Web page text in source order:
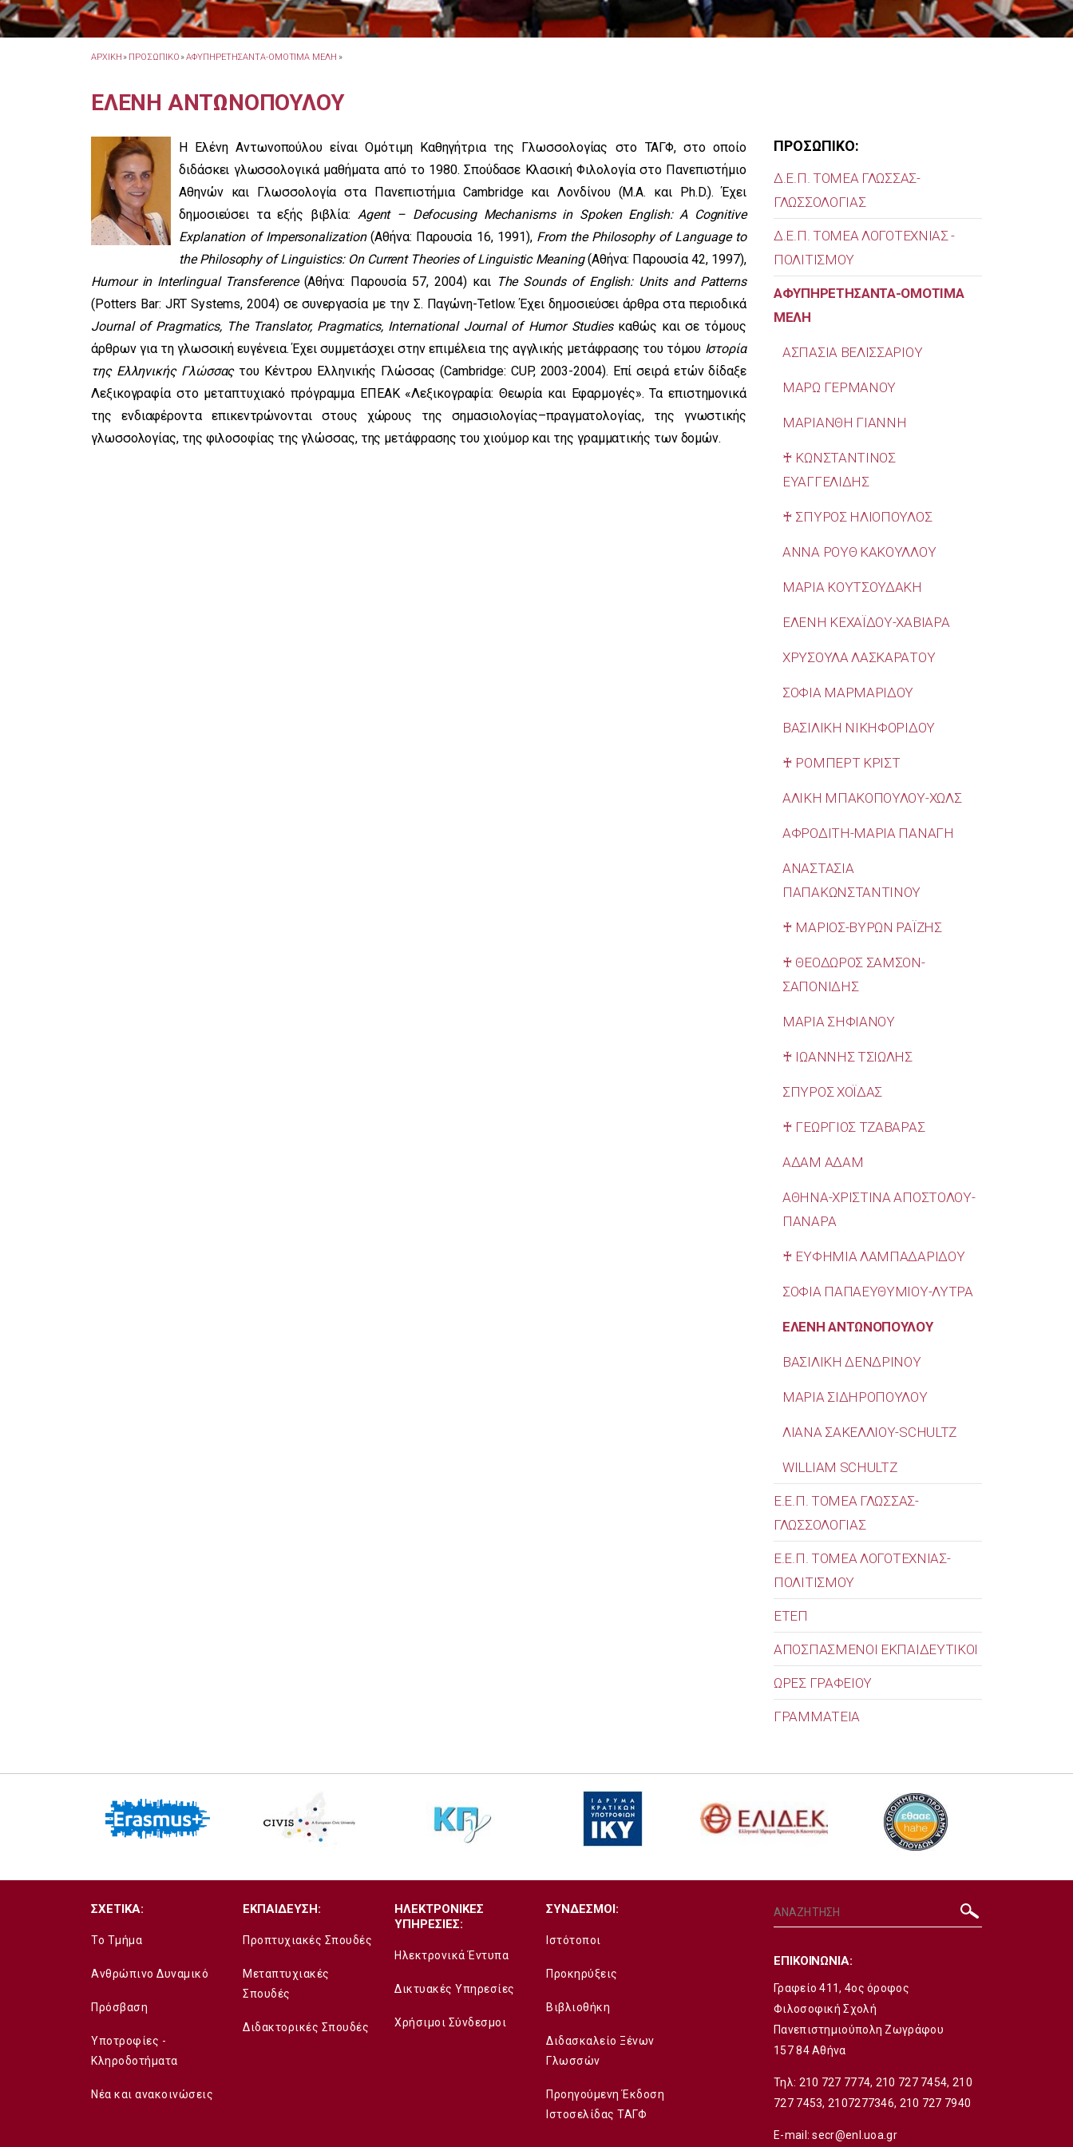
ΑΡΧΙΚΗ » ΠΡΟΣΩΠΙΚΟ »ΑΦΥΠΗΡΕΤΗΣΑΝΤΑ-ΟΜΟΤΙΜΑ ΜΕΛΗ »
ΕΛΕΝΗ ΑΝΤΩΝΟΠΟΥΛΟΥ
Η Ελένη Αντωνοπούλου είναι Ομότιμη Καθηγήτρια της Γλωσσολογίας στο ΤΑΓΦ, στο οποίο
διδάσκει γλωσσολογικά μαθήματα από το 1980. Σπούδασε Κλασική Φιλολογία στο Πανεπιστήμιο
Αθηνών και Γλωσσολογία στα Πανεπιστήμια Cambridge και Λονδίνου (Μ.Α. και Ph.D.). Έχει
δημοσιεύσει τα εξής βιβλία: Agent – Defocusing Mechanisms in Spoken English: A Cognitive
Explanation of Impersonalization(Αθήνα: Παρουσία 16, 1991), From the Philosophy of Language to
the Philosophy of Linguistics: On Current Theories of Linguistic Meaning(Αθήνα: Παρουσία 42, 1997),
Humour in Interlingual Transference(Αθήνα: Παρουσία 57, 2004) και The Sounds of English: Units and Patterns
(Potters Bar: JRT Systems, 2004) σε συνεργασία με την Σ. Παγώνη-Tetlow. Έχει δημοσιεύσει άρθρα στα περιοδικά
Journal of Pragmatics, The Translator, Pragmatics, International Journal of Humor Studiesκαθώς και σε τόμους
άρθρων για τη γλωσσική ευγένεια. Έχει συμμετάσχει στην επιμέλεια της αγγλικής μετάφρασης του τόμου Ιστορία
της Ελληνικής Γλώσσαςτου Kέντρου Ελληνικής Γλώσσας (Cambridge: CUP, 2003-2004). Επί σειρά ετών δίδαξε
Λεξικογραφία στο μεταπτυχιακό πρόγραμμα ΕΠΕΑΚ «Λεξικογραφία: Θεωρία και Εφαρμογές». Τα επιστημονικά
της ενδιαφέροντα επικεντρώνονται στους χώρους της σημασιολογίας–πραγματολογίας, της γνωστικής
γλωσσολογίας, της φιλοσοφίας της γλώσσας, της μετάφρασης του χιούμορ και της γραμματικής των δομών.
ΠΡΟΣΩΠΙΚΟ:
Δ.Ε.Π. ΤΟΜΕΑ ΓΛΩΣΣΑΣ-
ΓΛΩΣΣΟΛΟΓΙΑΣ
Δ.Ε.Π. ΤΟΜΕΑ ΛΟΓΟΤΕΧΝΙΑΣ -
ΠΟΛΙΤΙΣΜΟΥ
ΑΦΥΠΗΡΕΤΗΣΑΝΤΑ-ΟΜΟΤΙΜΑ
ΜΕΛΗ
ΑΣΠΑΣΙΑ ΒΕΛΙΣΣΑΡΙΟΥ
ΜΑΡΩ ΓΕΡΜΑΝΟΥ
ΜΑΡΙΑΝΘΗ ΓΙΑΝΝΗ
♰ ΚΩΝΣΤΑΝΤΙΝΟΣ
ΕΥΑΓΓΕΛΙΔΗΣ
♰ ΣΠΥΡΟΣ ΗΛΙΟΠΟΥΛΟΣ
ΑΝΝΑ ΡΟΥΘ ΚΑΚΟΥΛΛΟΥ
ΜΑΡΙΑ ΚΟΥΤΣΟΥΔΑΚΗ
ΕΛΕΝΗ ΚΕΧΑΪΔΟΥ-ΧΑΒΙΑΡΑ
ΧΡΥΣΟΥΛΑ ΛΑΣΚΑΡΑΤΟΥ
ΣΟΦΙΑ ΜΑΡΜΑΡΙΔΟΥ
ΒΑΣΙΛΙΚΗ ΝΙΚΗΦΟΡΙΔΟΥ
♰ ΡΟΜΠΕΡΤ ΚΡΙΣΤ
ΑΛΙΚΗ ΜΠΑΚΟΠΟΥΛΟΥ-ΧΩΛΣ
ΑΦΡΟΔΙΤΗ-ΜΑΡΙΑ ΠΑΝΑΓΗ
ΑΝΑΣΤΑΣΙΑ
ΠΑΠΑΚΩΝΣΤΑΝΤΙΝΟΥ
♰ ΜΑΡΙΟΣ-ΒΥΡΩΝ ΡΑΪΖΗΣ
♰ ΘΕΟΔΩΡΟΣ ΣΑΜΣΟΝ-
ΣΑΠΟΝΙΔΗΣ
ΜΑΡΙΑ ΣΗΦΙΑΝΟΥ
♰ ΙΩΑΝΝΗΣ ΤΣΙΩΛΗΣ
ΣΠΥΡΟΣ ΧΟΪΔΑΣ
♰ ΓΕΩΡΓΙΟΣ ΤΖΑΒΑΡΑΣ
ΑΔΑΜ ΑΔΑΜ
ΑΘΗΝΑ-ΧΡΙΣΤΙΝΑ ΑΠΟΣΤΟΛΟΥ-
ΠΑΝΑΡΑ
♰ ΕΥΦΗΜΙΑ ΛΑΜΠΑΔΑΡΙΔΟΥ
ΣΟΦΙΑ ΠΑΠΑΕΥΘΥΜΙΟΥ-ΛΥΤΡΑ
ΕΛΕΝΗ ΑΝΤΩΝΟΠΟΥΛΟΥ
ΒΑΣΙΛΙΚΗ ΔΕΝΔΡΙΝΟΥ
ΜΑΡΙΑ ΣΙΔΗΡΟΠΟΥΛΟΥ
ΛΙΑΝΑ ΣΑΚΕΛΛΙΟΥ-SCHULTZ
WILLIAM SCHULTZ
Ε.Ε.Π. ΤΟΜΕΑ ΓΛΩΣΣΑΣ-
ΓΛΩΣΣΟΛΟΓΙΑΣ
Ε.Ε.Π. ΤΟΜΕΑ ΛΟΓΟΤΕΧΝΙΑΣ-
ΠΟΛΙΤΙΣΜΟΥ
ΕΤΕΠ
ΑΠΟΣΠΑΣΜΕΝΟΙ ΕΚΠΑΙΔΕΥΤΙΚΟΙ
ΩΡΕΣ ΓΡΑΦΕΙΟΥ
ΓΡΑΜΜΑΤΕΙΑ
ΣΧΕΤΙΚΑ:
Το Τμήμα
Ανθρώπινο Δυναμικό
Πρόσβαση
Υποτροφίες -
Κληροδοτήματα
Νέα και ανακοινώσεις
ΕΚΠΑΙΔΕΥΣΗ:
Προπτυχιακές Σπουδές
Μεταπτυχιακές
Σπουδές
Διδακτορικές Σπουδές
ΗΛΕΚΤΡΟΝΙΚΕΣ
ΥΠΗΡΕΣΙΕΣ:
Ηλεκτρονικά Έντυπα
Δικτυακές Υπηρεσίες
Χρήσιμοι Σύνδεσμοι
ΣΥΝΔΕΣΜΟΙ:
Ιστότοποι
Προκηρύξεις
Βιβλιοθήκη
Διδασκαλείο Ξένων
Γλωσσών
Προηγούμενη Έκδοση
Ιστοσελίδας ΤΑΓΦ
ΕΠΙΚΟΙΝΩΝΙΑ:
Γραφείο 411, 4ος όροφος
Φιλοσοφική Σχολή
Πανεπιστημιούπολη Ζωγράφου
157 84 Αθήνα
Τηλ: 210 727 7774, 210 727 7454, 210
727 7453,2107277346, 210 727 7940
E-mail:secr@enl.uoa.gr